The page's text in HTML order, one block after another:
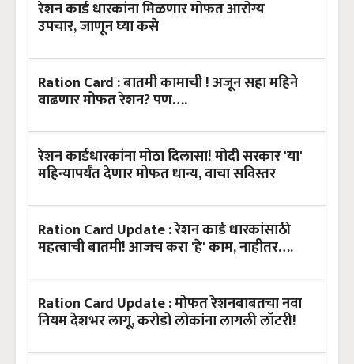
रेशन कार्ड धारकांना मिळणार मोफत आरोग्य
उपचार, जाणून घ्या कसे
Ration Card : बातमी कामाची ! अजून सहा महिने
वाढणार मोफत रेशन? पण….
रेशन कार्डधारकांना मोठा दिलासा! मोदी सरकार 'या'
महिन्यापर्यंत देणार मोफत धान्य, वाचा सविस्तर
Ration Card Update : रेशन कार्ड धारकांसाठी
महत्वाची बातमी! आजच करा 'हे' काम, नाहीतर….
Ration Card Update : मोफत रेशनबाबतचा नवा
नियम देशभर लागू, करोडो लोकांना लागली लॉटरी!